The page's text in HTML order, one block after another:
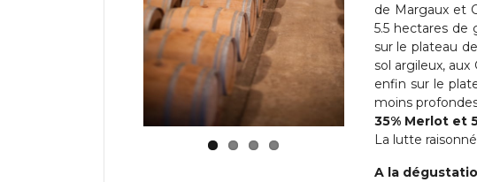
de Margaux et
5.5 hectares de
sur le plateau
sol argileux,
enfin sur le
moins
35% Merlot et
La lutte
A la